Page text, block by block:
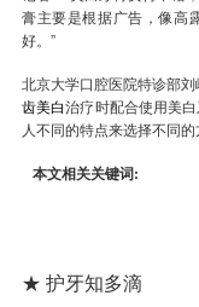
膏主要是根据广告，像高
好。”
北京大学口腔医院特诊部
齿美白治疗时配合使用美
人不同的特点来选择不同的
本文相关关键词:
★ 护牙知多滴